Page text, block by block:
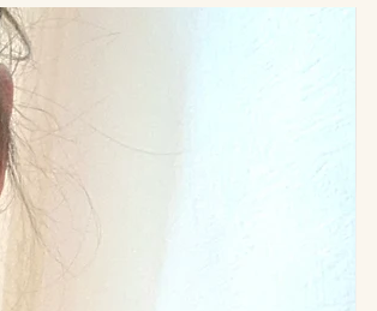
Voir les conditions (CGV)